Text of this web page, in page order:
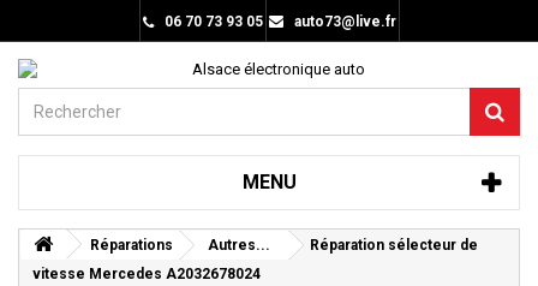
06 70 73 93 05 auto73@live.fr
MENU
Réparations Autres...
Réparation sélecteur de
vitesse Mercedes A2032678024